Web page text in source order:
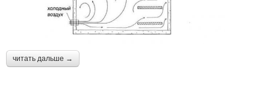
читать дальше →